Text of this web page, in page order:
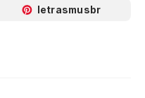
letrasmusbr